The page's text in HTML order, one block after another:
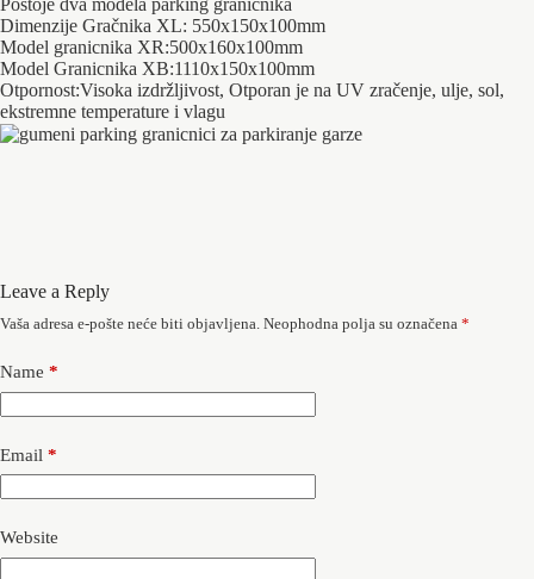
Postoje dva modela parking granicnika
Dimenzije Gračnika XL: 550x150x100mm
Model granicnika XR:500x160x100mm
Model Granicnika XB:1110x150x100mm
Otpornost:Visoka izdržljivost, Otporan je na UV zračenje, ulje, sol,
ekstremne temperature i vlagu
Leave a Reply
Vaša adresa e-pošte neće biti objavljena. Neophodna polja su označena *
Name *
Email *
Website